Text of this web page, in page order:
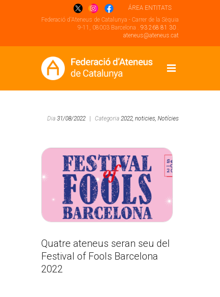
ÁREA ENTITATS
Federació d'Ateneus de Catalunya - Carrer de la Sèquia
9-11, 08003 Barcelona . 93 268 81 30 .
ateneus@ateneus.cat
Dia 31/08/2022 Categoria 2022, noticies, Notícies
Quatre ateneus seran seu del
Festival of Fools Barcelona
2022